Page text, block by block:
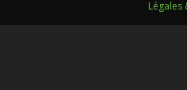
Légales